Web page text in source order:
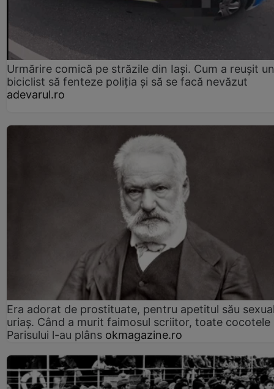
Urmărire comică pe străzile din Iași. Cum a reușit un
biciclist să fenteze poliția și să se facă nevăzut
adevarul.ro
Era adorat de prostituate, pentru apetitul său
uriaș. Când a murit faimosul scriitor, toate cocotele
Parisului l-au plâns okmagazine.ro